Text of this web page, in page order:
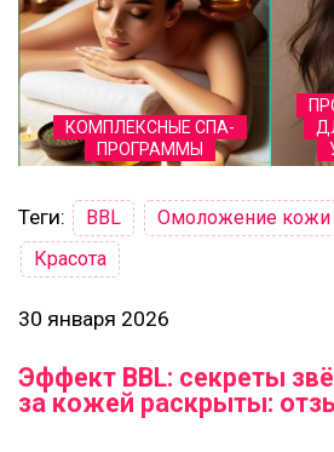
КОМПЛЕКСНЫЕ СПА-
ПРОГРАММЫ
Теги: BBL Омоложение кожи
Красота
30 января 2026
Эффект BBL: секреты
за кожей раскрыты: